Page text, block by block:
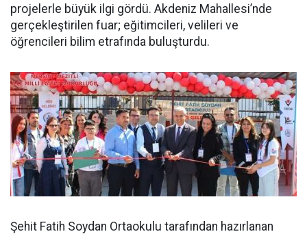
projelerle büyük ilgi gördü. Akdeniz Mahallesi’nde
gerçekleştirilen fuar; eğitimcileri, velileri ve
öğrencileri bilim etrafında buluşturdu.
Şehit Fatih Soydan Ortaokulu tarafından hazırlanan